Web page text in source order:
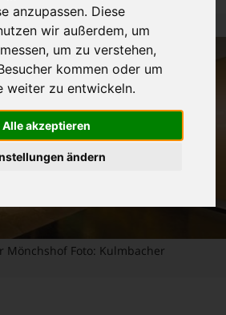
anzupassen. Diese
wir außerdem, um
um zu verstehen,
kommen oder um
weiter zu entwickeln.
Alle akzeptieren
ändern
Bambolino-Redaktion
Mönchshof Foto: Kulmbacher